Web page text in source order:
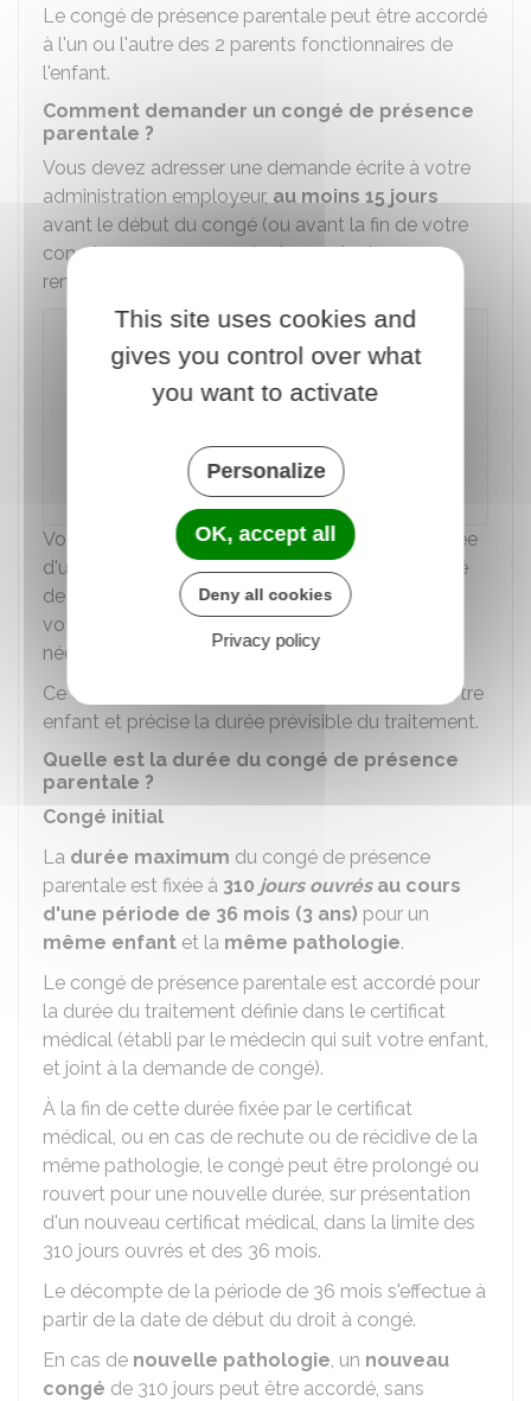
Le congé de présence parentale peut être accordé
à l'un ou l'autre des 2 parents fonctionnaires de
l'enfant.
Comment demander un congé de présence
parentale ?
Vous devez adresser une demande écrite à votre
administration employeur, au moins 15 jours
avant le début du congé (ou avant la fin de votre
congé en cours en cas de demande de
renouvellement).
En cas de dégradation soudaine de l'état de
santé de votre enfant ou en cas de situation
immédiate, ce délai de 15 jours ne s'applique
Votre demande de congé doit être accompagnée
d'un
certificat médicalqui atteste de la gravité
de la maladie, de l'accident ou du handicap de
votre enfant, de soins contraignants et de votre
nécessaire présence soutenue.
Ce certificat est établi par le médecin qui suit votre
enfant et précise la durée prévisible du traitement.
Quelle est la durée du congé de présence
parentale ?
Congé initial
La durée maximum du congé de présence
parentale est fixée à 310 jours ouvrésau cours
d'une période de 36 mois (3 ans) pour un
même enfant et la même pathologie.
Le congé de présence parentale est accordé pour
la durée du traitement définie dans le certificat
médical (établi par le médecin qui suit votre enfant,
et joint à la demande de congé).
À la fin de cette durée fixée par le certificat
médical, ou en cas de rechute ou de récidive de la
même pathologie, le congé peut être prolongé ou
rouvert pour une nouvelle durée, sur présentation
d'un nouveau certificat médical, dans la limite des
310 jours ouvrés et des 36 mois.
Le décompte de la période de 36 mois s'effectue à
partir de la date de début du droit à congé.
En cas de nouvelle pathologie, un nouveau
congé de 310 jours peut être accordé, sans
This site uses cookies and
gives you control over what
you want to activate
Personalize
OK, accept all
Deny all cookies
Privacy policy